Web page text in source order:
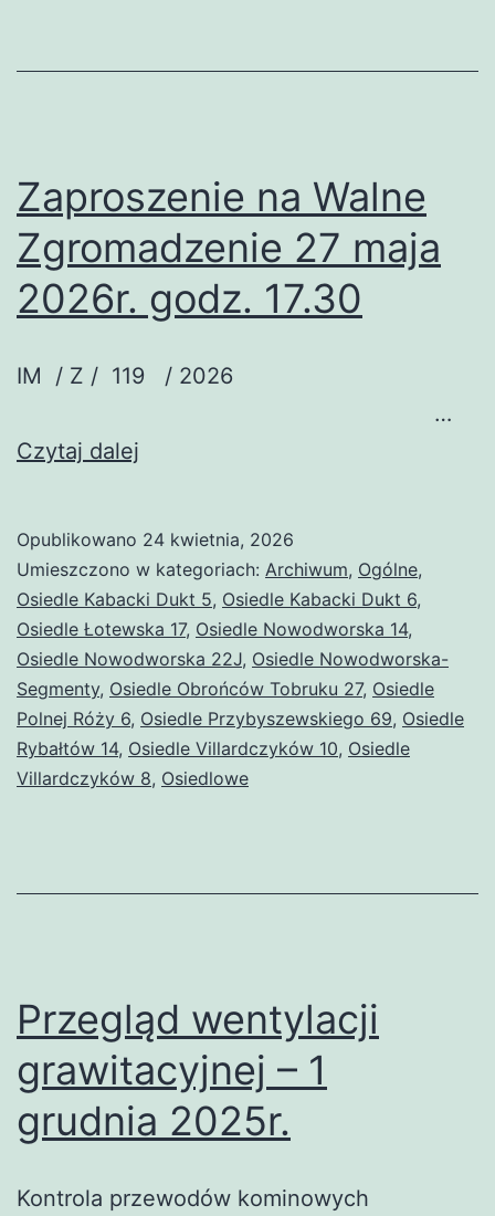
Zaproszenie na Walne
Zgromadzenie 27 maja
2026r. godz. 17.30
IM / Z / 119 / 2026
…
Czytaj dalej
27
maja
2026r.
godz. 17.30
Opublikowano 24 kwietnia, 2026
Umieszczono w kategoriach: Archiwum, Ogólne,
Osiedle Kabacki Dukt 5, Osiedle Kabacki Dukt 6,
Osiedle Łotewska 17, Osiedle Nowodworska 14,
Osiedle Nowodworska 22J, Osiedle Nowodworska-
Segmenty, Osiedle Obrońców Tobruku 27, Osiedle
Polnej Róży 6, Osiedle Przybyszewskiego 69, Osiedle
Rybałtów 14, Osiedle Villardczyków 10, Osiedle
Villardczyków 8, Osiedlowe
Przegląd wentylacji
grawitacyjnej – 1
grudnia 2025r.
Kontrola przewodów kominowych